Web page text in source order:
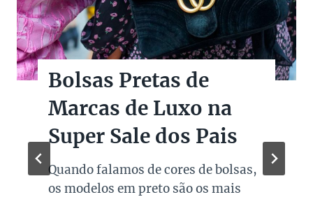
Bolsas Pretas de
Marcas de Luxo na
Super Sale dos Pais
Quando falamos de cores de bolsas,
os modelos em preto são os mais